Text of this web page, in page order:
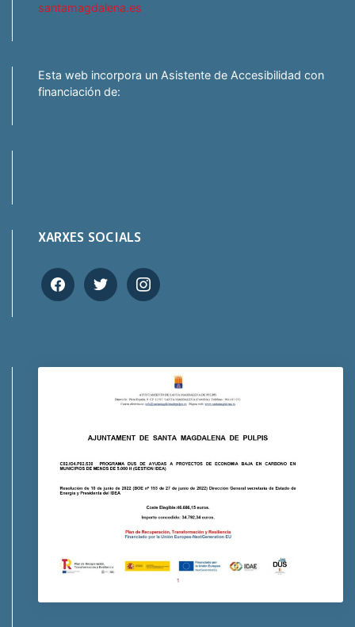
santamagdalena.es
Esta web incorpora un Asistente de Accesibilidad con
financiación de:
XARXES SOCIALS
facebooktwitter instagram